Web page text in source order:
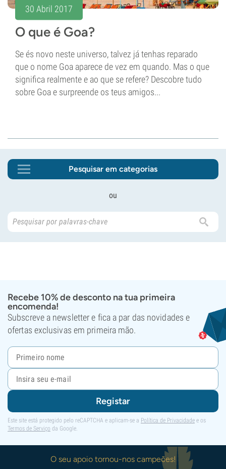
30 Abril 2017
O que é Goa?
Se és novo neste universo, talvez já tenhas reparado
que o nome Goa aparece de vez em quando. Mas o que
significa realmente e ao que se refere? Descobre tudo
sobre Goa e surpreende os teus amigos...
Pesquisar em categorias
ou
Recebe 10% de desconto na tua primeira
encomenda!
Subscreve a newsletter e fica a par das novidades e
ofertas exclusivas em primeira mão.
Registar
Este site está protegido pelo reCAPTCHA e aplicam-se a Política de Privacidade e os
Termos de Serviço da Google.
O seu apoio tornou-nos campeões!